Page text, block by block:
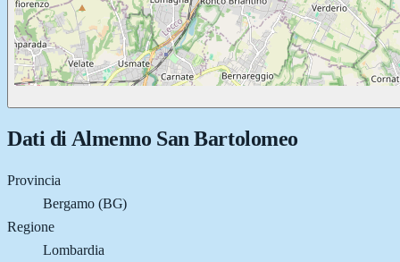
Dati di Almenno San Bartolomeo
Provincia
Bergamo (BG)
Regione
Lombardia